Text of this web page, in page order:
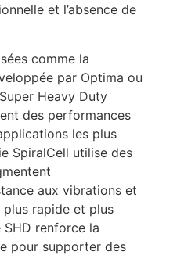
et l’absence de
comme la
par Optima ou
Heavy Duty
des performances
les plus
SpiralCell utilise des
aux vibrations et
rapide et plus
renforce la
pour supporter des